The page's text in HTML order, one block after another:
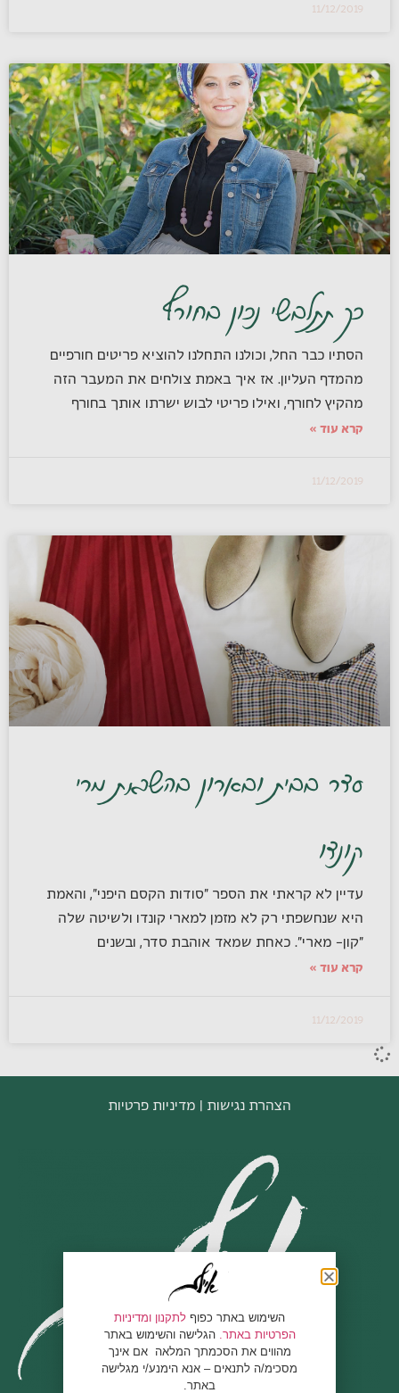
11/12/2019
כך תתלבשי נכון בחורף
הסתיו כבר החל, וכולנו התחלנו להוציא פריטים חורפיים
מהמדף העליון. אז איך באמת צולחים את המעבר הזה
מהקיץ לחורף, ואילו פריטי לבוש ישרתו אותך בחורף
קרא עוד »
11/12/2019
סדר בבית ובארון בהשראת מרי
קונדו
עדיין לא קראתי את הספר "סודות הקסם היפני", והאמת
היא שנחשפתי רק לא מזמן למארי קונדו ולשיטה שלה
"קון- מארי". כאחת שמאד אוהבת סדר, ובשנים
קרא עוד »
11/12/2019
הצהרת נגישות | מדיניות פרטיות
השימוש באתר כפוף לתקנון ומדיניות
הפרטיות באתר. הגלישה והשימוש באתר
מהווים את הסכמתך המלאה אם אינך
מסכימ/ה לתנאים – אנא הימנע/י מגלישה
באתר.